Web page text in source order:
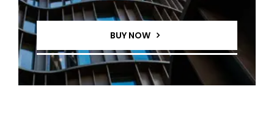
BUY NOW